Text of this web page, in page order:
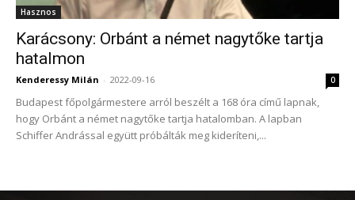
Hasznos
Karácsony: Orbánt a német nagytőke tartja
hatalmon
Kenderessy Milán - 2022-09-16 0
Budapest főpolgármestere arról beszélt a 168 óra című lapnak,
hogy Orbánt a német nagytőke tartja hatalomban. A lapban
Schiffer Andrással együtt próbálták meg kideríteni,...